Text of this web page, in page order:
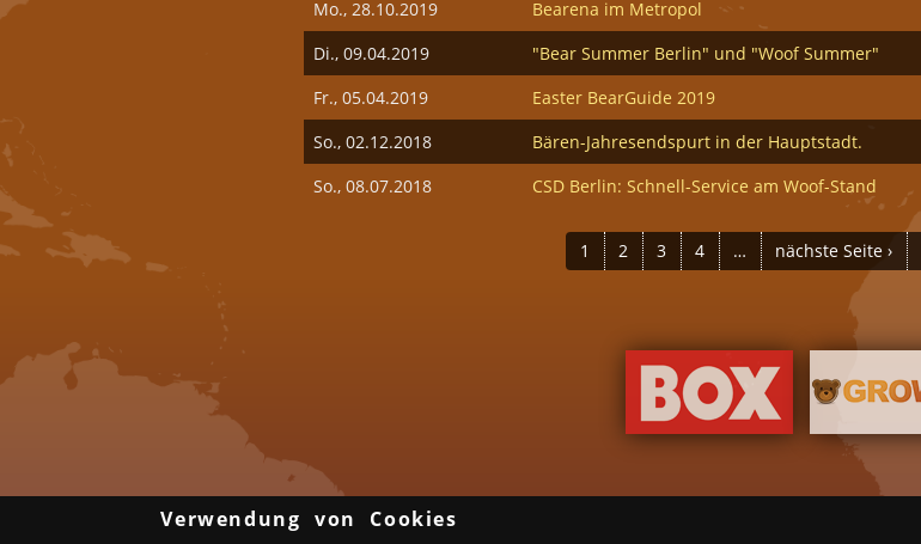
Mo., 28.10.2019
Bearena im Metropol
Di., 09.04.2019
"Bear Summer Berlin" und "Woof Summer"
Fr., 05.04.2019
Easter BearGuide 2019
So., 02.12.2018
Bären-Jahresendspurt in der Hauptstadt.
So., 08.07.2018
CSD Berlin: Schnell-Service am Woof-Stand
1 2 3 4 … nächste Seite ›
Über uns Gruppen & Veranstalter Gay Saunen in Deutschland
Verwendung von Cookies